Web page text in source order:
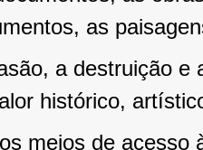
as
a destruição e
histórico,
meios de acesso